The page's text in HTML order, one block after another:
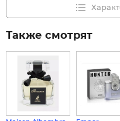
Также смотрят